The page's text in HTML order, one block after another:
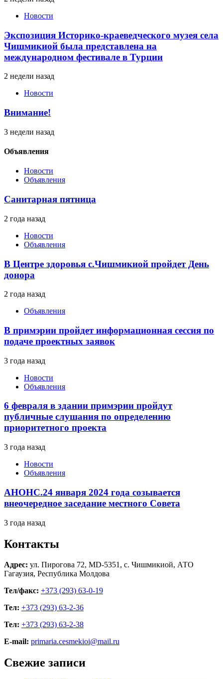
Новости
Экспозиция Историко-краеведческого музея села
Чишмикиой была представлена на
международном фестивале в Турции
2 недели назад
Новости
Внимание!
3 недели назад
Объявления
Новости
Объявления
Санитарная пятница
2 года назад
Новости
Объявления
В Центре здоровья с.Чишмикиой пройдет День
донора
2 года назад
Объявления
В примэрии пройдет информационная сессия по
подаче проектных заявок
3 года назад
Новости
Объявления
6 февраля в здании примэрии пройдут
публичные слушания по определению
приоритетного проекта
3 года назад
Новости
Объявления
АНОНС.24 января 2024 года созывается
внеочередное заседание местного Совета
3 года назад
Контакты
Адрес: ул. Пирогова 72, MD-5351, с. Чишмикиой, АТО
Гагаузия, Республика Молдова
Тел/факс: +373 (293) 63-0-19
Тел: +373 (293) 63-2-36
Тел: +373 (293) 63-2-38
E-mail: primaria.cesmekioi@mail.ru
Свежие записи